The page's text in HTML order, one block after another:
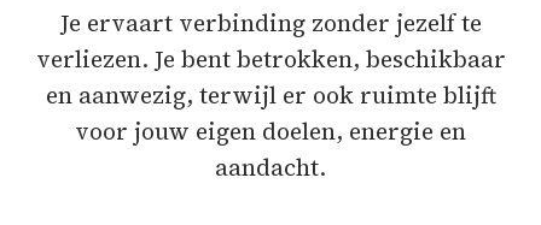
Je ervaart verbinding zonder jezelf te
verliezen. Je bent betrokken, beschikbaar
en aanwezig, terwijl er ook ruimte blijft
voor jouw eigen doelen, energie en
aandacht.